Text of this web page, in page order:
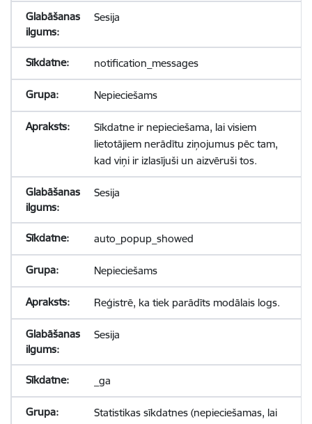
Sesija
notification_messages
Nepieciešams
Sīkdatne ir nepieciešama, lai visiem
lietotājiem nerādītu ziņojumus pēc tam,
kad viņi ir izlasījuši un aizvēruši tos.
Sesija
auto_popup_showed
Nepieciešams
Reģistrē, ka tiek parādīts modālais logs.
Sesija
_ga
Statistikas sīkdatnes (nepieciešamas, lai